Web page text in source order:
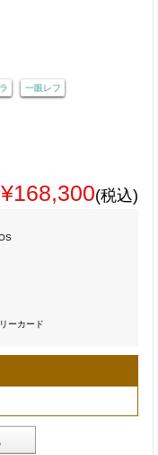
一眼レフ
¥168,300(税込)
ーカード